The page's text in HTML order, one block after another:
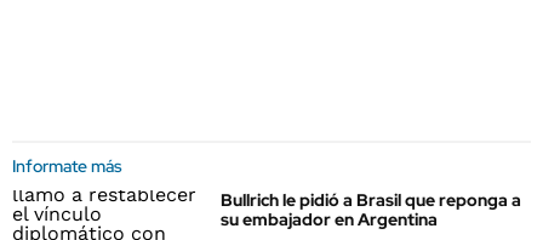
Informate más
Bullrich le pidió a Brasil que reponga a
su embajador en Argentina